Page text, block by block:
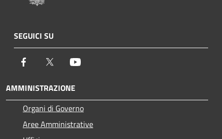
SEGUICI SU
Facebook Twitter
AMMINISTRAZIONE
Organi di Governo
Aree Amministrative